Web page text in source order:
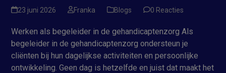
23 juni 2026 Franka Blogs 0 Reacties
Werken als begeleider in de gehandicaptenzorg Als
begeleider in de gehandicaptenzorg ondersteun je
cliënten bij hun dagelijkse activiteiten en persoonlijke
ontwikkeling. Geen dag is hetzelfde en juist dat maakt het